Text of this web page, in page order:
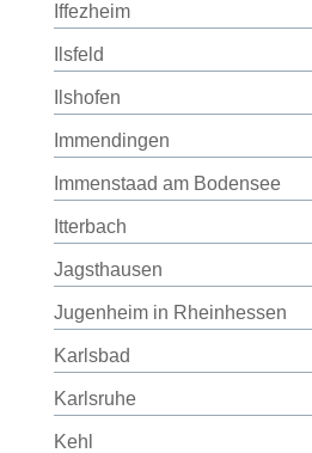
Iffezheim
Ilsfeld
Ilshofen
Immendingen
Immenstaad am Bodensee
Itterbach
Jagsthausen
Jugenheim in Rheinhessen
Karlsbad
Karlsruhe
Kehl